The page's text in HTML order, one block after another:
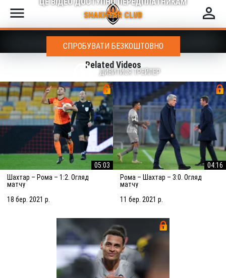
menu perm_identity
SHAKHTAR CLUB
СПРОБУВАТИ БЕЗКОШТОВНО
play_circle_outline ДИВИТИСЯ ТРЕЙЛЕР
Related Videos
05:03
Шахтар – Рома – 1:2. Огляд
матчу
18 бер. 2021 р.
04:16
Рома – Шахтар – 3:0. Огляд
матчу
11 бер. 2021 р.